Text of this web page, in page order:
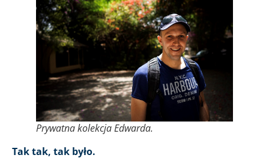
Prywatna kolekcja Edwarda.
Tak tak, tak było.